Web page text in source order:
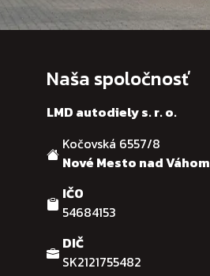
Naša spoločnosť
LMD autodiely s. r. o.
Kočovská 6557/8
Nové Mesto nad Váhom
IČO
54684153
DIČ
SK2121755482